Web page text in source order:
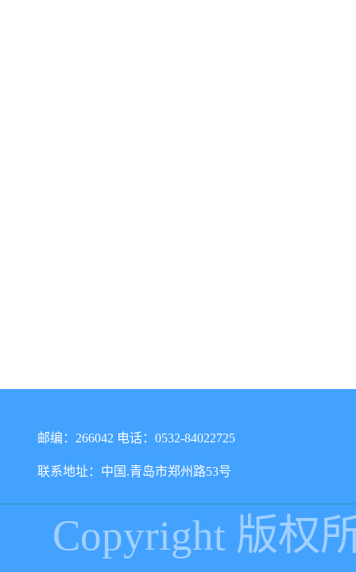
邮编：266042 电话：0532-84022725
联系地址：中国.青岛市郑州路53号
Copyright 版权